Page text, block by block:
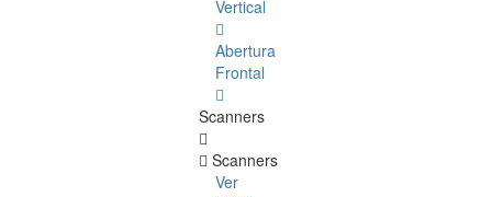
Vertical
Abertura
Frontal
Scanners
Scanners
Ver